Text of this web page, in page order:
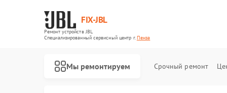
FIX-JBL
Ремонт устройств JBL
Специализированный cервисный центр г.Пенза
Мы ремонтируем Срочный ремонт